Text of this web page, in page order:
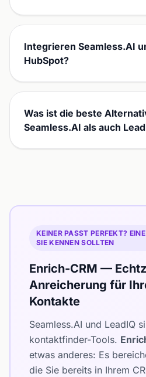
Integrieren Seamless.AI
HubSpot?
Was ist die beste
Seamless.AI als auch
KEINER PASST PERFEKT?
SIE KENNEN SOLLTEN
Enrich-CRM —
Anreicherung für
Kontakte
Seamless.AI und LeadIQ
kontaktfinder-Tools.
etwas anderes: Es
die Sie bereits in Ihrem